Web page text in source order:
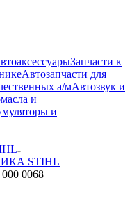
Запчасти к
Автозапчасти для
а/мАвтозвук и
и
и
STIHL
0068